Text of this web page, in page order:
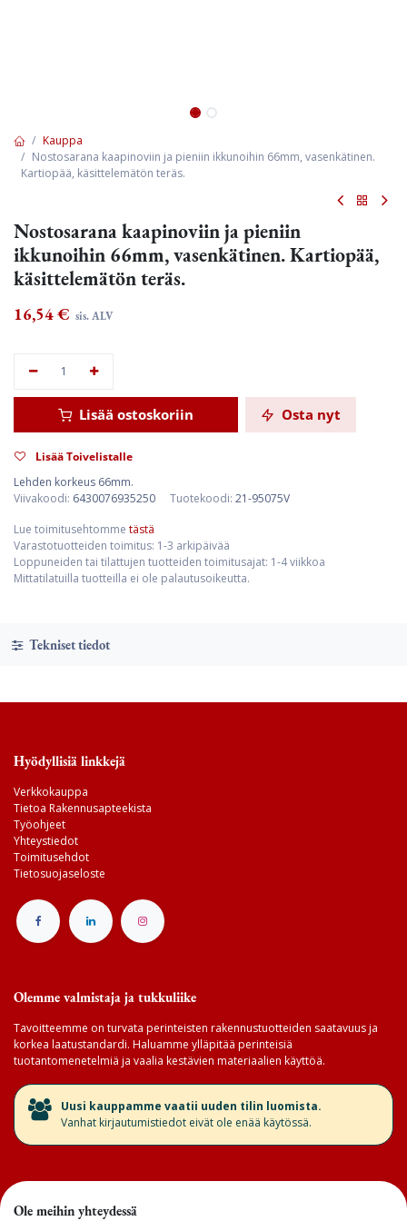
Kauppa
Nostosarana kaapinoviin ja pieniin ikkunoihin 66mm, vasenkätinen.
Kartiopää, käsittelemätön teräs.
Nostosarana kaapinoviin ja pieniin
ikkunoihin 66mm, vasenkätinen. Kartiopää,
käsittelemätön teräs.
16,54€ sis. ALV
Lisää ostoskoriin Osta nyt
Lisää Toivelistalle
Lehden korkeus 66mm.
Viivakoodi: 6430076935250 Tuotekoodi: 21-95075V
Lue toimitusehtomme tästä
Varastotuotteiden toimitus: 1-3 arkipäivää
Loppuneiden tai tilattujen tuotteiden toimitusajat: 1-4 viikkoa
Mittatilatuilla tuotteilla ei ole palautusoikeutta.
Tekniset tiedot
Hyödyllisiä linkkejä
Verkkokauppa
Tietoa Rakennusapteekista
Työohjeet
Yhteystiedot
Toimitusehdot
Tietosuojaseloste
Olemme valmistaja ja tukkuliike
Tavoitteemme on turvata perinteisten rakennustuotteiden saatavuus ja
korkea laatustandardi. Haluamme ylläpitää perinteisiä
tuotantomenetelmiä ja vaalia kestävien materiaalien käyttöä.
​Uusi kauppamme vaatii uuden tilin luomista.
Vanhat kirjautumistiedot eivät ole enää käytössä.
Ole meihin yhteydessä